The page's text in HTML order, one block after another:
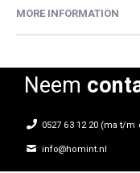
MORE INFORMATION
Neem
0527 63 12 20 (ma t/m
info@homint.nl